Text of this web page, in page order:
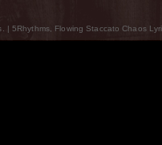
| 5Rhythms, Flowing Staccato Chaos